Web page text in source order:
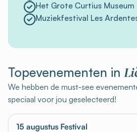
Het Grote Curtius Museum
Muziekfestival Les
Topevenementen in
We hebben de must-see
speciaal voor jou geselecteerd!
15 augustus Festival